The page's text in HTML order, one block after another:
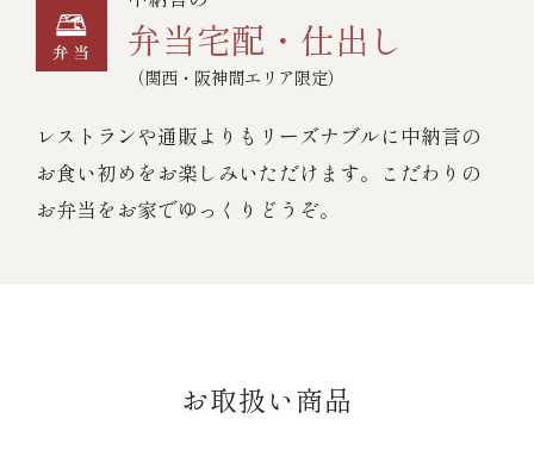
弁当宅配・仕出し
（関西・阪神間エリア限定）
レストランや通販よりもリーズナブルに中納言の
お食い初めをお楽しみいただけます。こだわりの
お弁当をお家でゆっくりどうぞ。
お取扱い商品